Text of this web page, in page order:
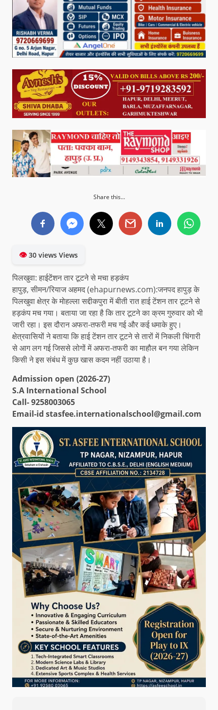
Share this...
👁30 views Views
पिलखुवा: हाईटेंशन तार टूटने से मचा हड़कंप
हापुड़, सीमन/रियाज अहमद (ehapurnews.com):जनपद हापुड़ के
पिलखुवा क्षेत्र के मोहल्ला सद्दीकपुरा में बीती रात हाई टेंशन तार टूटने से
हड़कंप मच गया। बताया जा रहा है कि तार टूटने का क्रम गुरुवार को भी
जारी रहा। इस दौरान अफरा-तफरी मच गई और कई धमाके हुए।
क्षेत्रवासियों ने बताया कि हाई टेंशन तार टूटने से तारों में निकली चिंगारी
से आग लग गई जिससे लोगों में अफरा-तफरी का माहौल बन गया लेकिन
किसी ने इस संबंध में कुछ खास कदम नहीं उठाया है।
Admission open (2026-27)
S.A International School
Call- 9258003065
Email-id stasfee.internationalschool@gmail.com